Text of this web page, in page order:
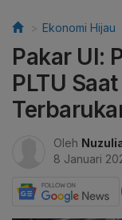
Ekonomi Hijau
Pakar UI:
PLTU
Oleh
8 Januari